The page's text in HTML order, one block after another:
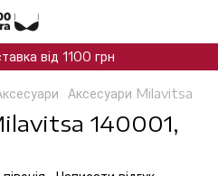
від 1100 грн
Аксесуари Milavitsa
140001,